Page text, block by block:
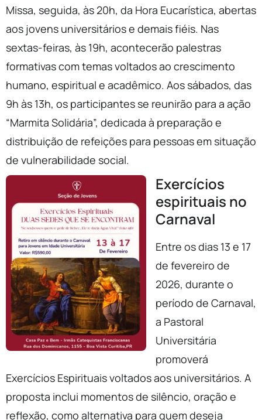
Missa, seguida, às 20h, da Hora Eucarística, abertas
aos jovens universitários e demais fiéis. Nas
sextas-feiras, às 19h, acontecerão palestras
formativas com temas voltados ao crescimento
humano, espiritual e acadêmico. Aos sábados, das
9h às 13h, os participantes se reunirão para a ação
“Marmita Solidária”, dedicada à preparação e
distribuição de refeições para pessoas em situação
de vulnerabilidade social.
Exercícios
espirituais no
Carnaval
Entre os dias 13 e 17
de fevereiro de
2026, durante o
período de Carnaval,
a Pastoral
Universitária
promoverá
Exercícios Espirituais voltados aos universitários. A
proposta inclui momentos de silêncio, oração e
reflexão, como alternativa para quem deseja